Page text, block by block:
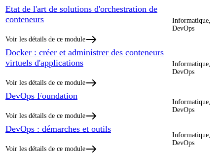
Etat de l'art de solutions d'orchestration de
conteneurs
Voir les détails de ce module
Informatique,
DevOps
Docker : créer et administrer des conteneurs
virtuels d'applications
Voir les détails de ce module
Informatique,
DevOps
DevOps Foundation
Voir les détails de ce module
Informatique,
DevOps
DevOps : démarches et outils
Voir les détails de ce module
Informatique,
DevOps